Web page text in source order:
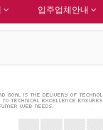
입주업체안내